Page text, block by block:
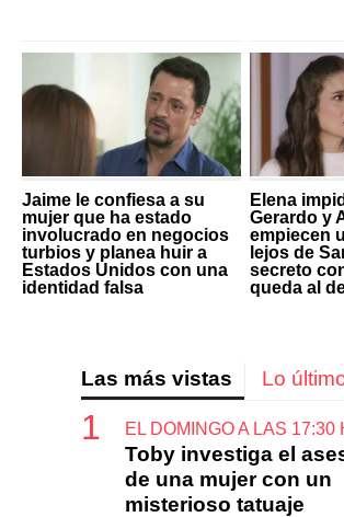
Jaime le confiesa a su
mujer que ha estado
involucrado en negocios
turbios y planea huir a
Estados Unidos con una
identidad falsa
Elena
Gerardo y
empiecen
lejos de
secreto
queda al
Las más vistas Lo
EL DOMINGO A LAS 17:30
Toby investiga el
de una mujer con un
misterioso tatuaje